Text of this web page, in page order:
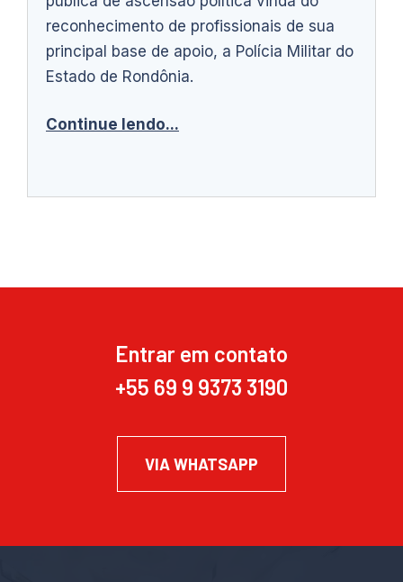
reconhecimento de profissionais de sua
principal base de apoio, a Polícia Militar do
Estado de Rondônia.
Continue lendo...
Entrar em contato
+55 69 9 9373 3190
VIA WHATSAPP